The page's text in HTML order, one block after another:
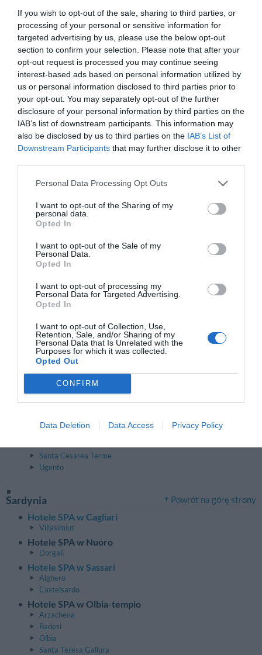
If you wish to opt-out of the sale, sharing to third parties, or
processing of your personal or sensitive information for
targeted advertising by us, please use the below opt-out
section to confirm your selection. Please note that after your
opt-out request is processed you may continue seeing
interest-based ads based on personal information utilized by
us or personal information disclosed to third parties prior to
your opt-out. You may separately opt-out of the further
disclosure of your personal information by third parties on the
IAB’s list of downstream participants. This information may
also be disclosed by us to third parties on the IAB’s List of
Downstream Participants that may further disclose it to other
Personal Data Processing Opt Outs
I want to opt-out of the Sharing of my
personal data.
Opted In
I want to opt-out of the Sale of my
Personal Data.
Opted In
I want to opt-out of processing my
Personal Data for Targeted Advertising.
Opted In
I want to opt-out of Collection, Use,
Retention, Sale, and/or Sharing of my
Personal Data that Is Unrelated with the
Purposes for which it was collected.
Opted Out
CONFIRM
Data Deletion Data Access Privacy Policy
Hotele SPA w Pesaro E Urbino
Fano
Gabicce Mare
Molise Powrót na górę strony
Hotele SPA w Campobasso
Piemont Powrót na górę strony
Hotele SPA w Alessandria
Hotele SPA w Asti
Hotele SPA w Novara
Bardonecchia
Hotele SPA w Verbano-Cusio-Ossola
Stresa
Hotele SPA w Bari
Castellana Grotte
Monopoli
Polignano A Mare
Hotele SPA w Brindisi
Carovigno
Fasano
Hotele SPA w Foggia
Peschici
Hotele SPA w Lecce
Santa Cesarea Terme
Ugento
Sardynia Powrót na górę strony
Hotele SPA w Cagliari
Villasimius
Hotele SPA w Nuoro
Dorgali
Hotele SPA w Sassari
Alghero
Castelsardo
Hotele SPA w Olbia-tempio
Arzachena
Badesi
Olbia
Santa Teresa Gallura